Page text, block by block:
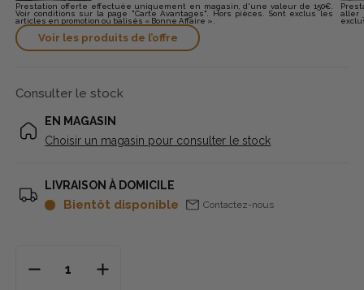
Prestation offerte effectuée uniquement en magasin, d'une valeur de 150€.
Voir conditions sur la page "Carte Avantages". Hors pièces. Sont exclus les
articles en promotion ou balisés « Bonne Affaire ».
Voir les produits de l’offre
aller
Consulter le stock
EN MAGASIN
Choisir un magasin pour consulter le stock
LIVRAISON À DOMICILE
Bientôt disponible Contactez-nous